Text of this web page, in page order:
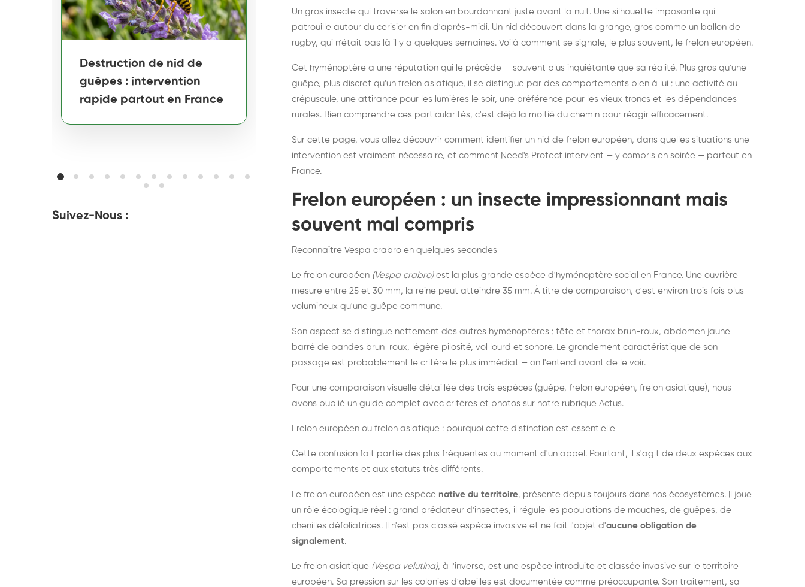
Destruction de nid de
guêpes : intervention
rapide partout en France
Destruction de nid de
frelons asiatiques :
intervention partout en
France
Dératisation : éliminer
durablement rats et
souris, partout en France
Suivez-Nous :
Un gros insecte qui traverse le salon en bourdonnant juste avant la nuit. Une silhouette imposante qui
patrouille autour du cerisier en fin d'après-midi. Un nid découvert dans la grange, gros comme un ballon de
rugby, qui n'était pas là il y a quelques semaines. Voilà comment se signale, le plus souvent, le frelon européen.
Cet hyménoptère a une réputation qui le précède — souvent plus inquiétante que sa réalité. Plus gros qu'une
guêpe, plus discret qu'un frelon asiatique, il se distingue par des comportements bien à lui : une activité au
crépuscule, une attirance pour les lumières le soir, une préférence pour les vieux troncs et les dépendances
rurales. Bien comprendre ces particularités, c'est déjà la moitié du chemin pour réagir efficacement.
Sur cette page, vous allez découvrir comment identifier un nid de frelon européen, dans quelles situations une
intervention est vraiment nécessaire, et comment Need's Protect intervient — y compris en soirée — partout en
France.
Frelon européen : un insecte impressionnant mais
souvent mal compris
Reconnaître Vespa crabro en quelques secondes
Le frelon européen (Vespa crabro)est la plus grande espèce d'hyménoptère social en France. Une ouvrière
mesure entre 25 et 30 mm, la reine peut atteindre 35 mm. À titre de comparaison, c'est environ trois fois plus
volumineux qu'une guêpe commune.
Son aspect se distingue nettement des autres hyménoptères : tête et thorax brun-roux, abdomen jaune
barré de bandes brun-roux, légère pilosité, vol lourd et sonore. Le grondement caractéristique de son
passage est probablement le critère le plus immédiat — on l'entend avant de le voir.
Pour une comparaison visuelle détaillée des trois espèces (guêpe, frelon européen, frelon asiatique), nous
avons publié un guide complet avec critères et photos sur notre rubrique Actus.
Frelon européen ou frelon asiatique : pourquoi cette distinction est essentielle
Cette confusion fait partie des plus fréquentes au moment d'un appel. Pourtant, il s'agit de deux espèces aux
comportements et aux statuts très différents.
Le frelon européen est une espèce native du territoire, présente depuis toujours dans nos écosystèmes. Il joue
un rôle écologique réel : grand prédateur d'insectes, il régule les populations de mouches, de guêpes, de
chenilles défoliatrices. Il n'est pas classé espèce invasive et ne fait l'objet d'aucune obligation de
signalement.
Le frelon asiatique (Vespa velutina), à l'inverse, est une espèce introduite et classée invasive sur le territoire
européen. Sa pression sur les colonies d'abeilles est documentée comme préoccupante. Son traitement, sa